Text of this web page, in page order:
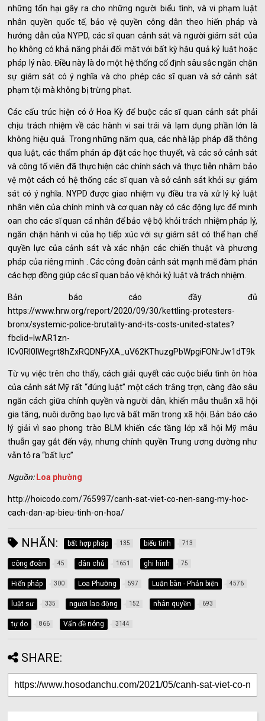
những tổn hại gây ra cho những người biểu tình, và vi phạm luật
nhân quyền quốc tế, bảo vệ quyền công dân theo hiến pháp và
hướng dẫn của NYPD, các sĩ quan cảnh sát và người giám sát của
họ không có khả năng phải đối mặt với bất kỳ hậu quả kỷ luật hoặc
pháp lý nào. Điều này là do một hệ thống cố định sâu sắc ngăn chặn
sự giám sát có ý nghĩa và cho phép các sĩ quan và sở cảnh sát
phạm tội mà không bị trừng phạt.
Các cấu trúc hiện có ở Hoa Kỳ để buộc các sĩ quan cảnh sát phải
chịu trách nhiệm về các hành vi sai trái và lạm dụng phần lớn là
không hiệu quả. Trong những năm qua, các nhà lập pháp đã thông
qua luật, các thẩm phán áp đặt các học thuyết, và các sở cảnh sát
và công tố viên đã thực hiện các chính sách và thực tiễn nhằm bảo
vệ một cách có hệ thống các sĩ quan và sở cảnh sát khỏi sự giám
sát có ý nghĩa. NYPD được giao nhiệm vụ điều tra và xử lý kỷ luật
nhân viên của chính mình và cơ quan này có các động lực để minh
oan cho các sĩ quan cá nhân để bảo vệ bộ khỏi trách nhiệm pháp lý,
ngăn chặn hành vi của họ tiếp xúc với sự giám sát có thể hạn chế
quyền lực của cảnh sát và xác nhận các chiến thuật và phương
pháp của riêng mình . Các công đoàn cảnh sát mạnh mẽ đàm phán
các hợp đồng giúp các sĩ quan bảo vệ khỏi kỷ luật và trách nhiệm.
Bản báo cáo đầy đủ
https://www.hrw.org/report/2020/09/30/kettling-protesters-
bronx/systemic-police-brutality-and-its-costs-united-states?
fbclid=IwAR1zn-
ICv0RI0lWegrt8hZxRQDNFyXA_uV62KThuzgPbWpgiFONrJw1dT9k
Từ vụ việc trên cho thấy, cách giải quyết các cuộc biểu tình ôn hòa
của cảnh sát Mỹ rất “đúng luật” một cách trắng trợn, càng đào sâu
ngăn cách giữa chính quyền và người dân, khiến mẫu thuẫn xã hội
gia tăng, nuôi dưỡng bạo lực và bất mãn trong xã hội. Bản báo cáo
lý giải vì sao phong trào BLM khiến các tầng lớp xã hội Mỹ mâu
thuẫn gay gắt đến vậy, nhưng chính quyền Trung ương dường như
vẫn tỏ ra “bất lực”
Nguồn: Loa phường
http://hoicodo.com/765997/canh-sat-viet-co-nen-sang-my-hoc-
cach-dan-ap-bieu-tinh-on-hoa/
NHÃN: bất hợp pháp 135 biểu tình 713
công đoàn 45 dân chủ 1651 ghi hình 75
Hiến pháp 300 Loa Phường 597 Luận bàn - Phản biện 4576
luật sư 335 người lao động 152 nhân quyền 693
tự do 866 Vấn đề nóng 3144
SHARE: